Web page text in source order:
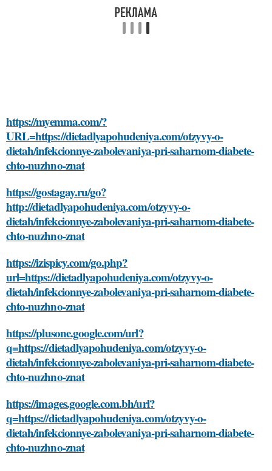
https://myemma.com/?
URL=https://dietadlyapohudeniya.com/otzyvy-o-
dietah/infekcionnye-zabolevaniya-pri-saharnom-diabete-
chto-nuzhno-znat
https://gostagay.ru/go?
http://dietadlyapohudeniya.com/otzyvy-o-
dietah/infekcionnye-zabolevaniya-pri-saharnom-diabete-
chto-nuzhno-znat
https://izispicy.com/go.php?
url=https://dietadlyapohudeniya.com/otzyvy-o-
dietah/infekcionnye-zabolevaniya-pri-saharnom-diabete-
chto-nuzhno-znat
https://plusone.google.com/url?
q=https://dietadlyapohudeniya.com/otzyvy-o-
dietah/infekcionnye-zabolevaniya-pri-saharnom-diabete-
chto-nuzhno-znat
https://images.google.com.bh/url?
q=https://dietadlyapohudeniya.com/otzyvy-o-
dietah/infekcionnye-zabolevaniya-pri-saharnom-diabete-
chto-nuzhno-znat